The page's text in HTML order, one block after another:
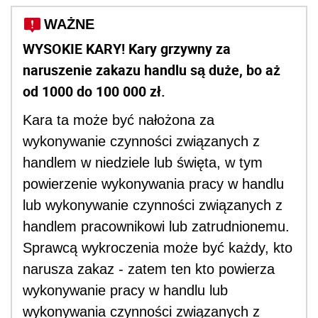
WAŻNE
WYSOKIE KARY! Kary grzywny za
naruszenie zakazu handlu są duże, bo aż
od 1000 do 100 000 zł.
Kara ta może być nałożona za
wykonywanie czynności związanych z
handlem w niedziele lub święta, w tym
powierzenie wykonywania pracy w handlu
lub wykonywanie czynności związanych z
handlem pracownikowi lub zatrudnionemu.
Sprawcą wykroczenia może być każdy, kto
narusza zakaz - zatem ten kto powierza
wykonywanie pracy w handlu lub
wykonywania czynności związanych z